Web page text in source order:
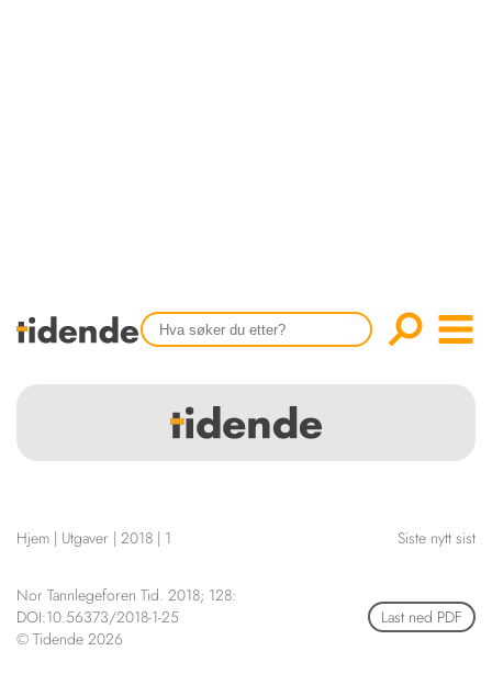
Tidligere utgaver
HENVISNINGER
KURSKALENDER
STILLINGER
KJØP & SALG
KONTAKT
Scientific articles
Publication and media
Hjem | Utgaver | 2018 | 1 Siste nytt sist
Nor Tannlegeforen Tid. 2018; 128:
DOI:10.56373/2018-1-25
© Tidende 2026
Last ned PDF